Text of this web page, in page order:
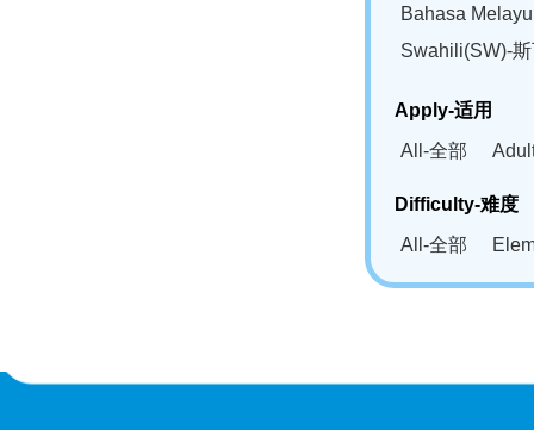
Bahasa
Swahili(SW)-
Apply-适用
All-全部
Difficulty-难度
All-全部